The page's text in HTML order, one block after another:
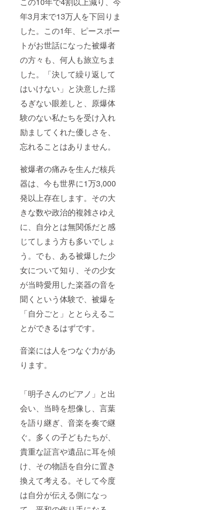
年3月末で13万人を下回りま
した。この1年、ピースボー
トがお世話になった被爆者
の方々も、何人も旅立ちま
した。「決して繰り返して
はいけない」と決意した揺
るぎない眼差しと、原爆体
験のない私たちを受け入れ
励ましてくれた優しさを、
忘れることはありません。
被爆者の痛みを生んだ核兵
器は、今も世界に1万3,000
発以上存在します。その大
きな数や政治的複雑さゆえ
に、自分とは無関係だと感
じてしまう方も多いでしょ
う。でも、ある被爆した少
女について知り、その少女
が当時愛用した楽器の音を
聞くという体験で、被爆を
「自分ごと」ととらえるこ
とができるはずです。
音楽には人をつなぐ力があ
ります。
「明子さんのピアノ」と出
会い、当時を想像し、言葉
を語り継ぎ、音楽を奏で継
ぐ。多くの子どもたちが、
貴重な証言や遺品に耳を傾
け、その物語を自分に置き
換えて考える。そして今度
は自分が伝える側になっ